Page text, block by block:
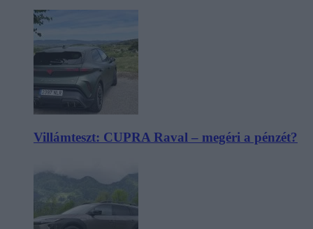
Villámteszt: CUPRA Raval – megéri a pénzét?